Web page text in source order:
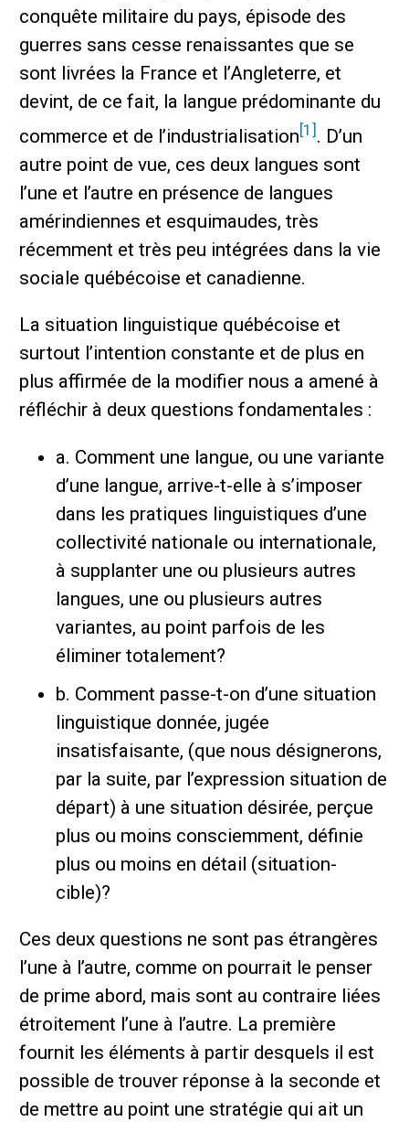
conquête militaire du pays, épisode des
guerres sans cesse renaissantes que se
sont livrées la France et l’Angleterre, et
devint, de ce fait, la langue prédominante du
commerce et de l’industrialisation[1] . D’un
autre point de vue, ces deux langues sont
l’une et l’autre en présence de langues
amérindiennes et esquimaudes, très
récemment et très peu intégrées dans la vie
sociale québécoise et canadienne.
La situation linguistique québécoise et
surtout l’intention constante et de plus en
plus affirmée de la modifier nous a amené à
réfléchir à deux questions fondamentales :
a. Comment une langue, ou une variante
d’une langue, arrive-t-elle à s’imposer
dans les pratiques linguistiques d’une
collectivité nationale ou internationale,
à supplanter une ou plusieurs autres
langues, une ou plusieurs autres
variantes, au point parfois de les
éliminer totalement?
b. Comment passe-t-on d’une situation
linguistique donnée, jugée
insatisfaisante, (que nous désignerons,
par la suite, par l’expression situation de
départ) à une situation désirée, perçue
plus ou moins consciemment, définie
plus ou moins en détail (situation-
cible)?
Ces deux questions ne sont pas étrangères
l’une à l’autre, comme on pourrait le penser
de prime abord, mais sont au contraire liées
étroitement l’une à l’autre. La première
fournit les éléments à partir desquels il est
possible de trouver réponse à la seconde et
de mettre au point une stratégie qui ait un